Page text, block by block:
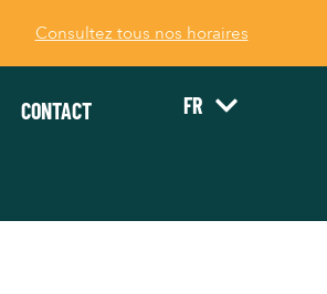
Consultez tous nos horaires
CONTACT FR